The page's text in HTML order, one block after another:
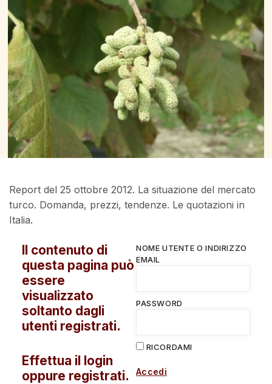
Report del 25 ottobre 2012. La situazione del mercato
turco. Domanda, prezzi, tendenze. Le quotazioni in
Italia.
Il contenuto di
questa pagina può
essere
visualizzato
soltanto dagli
utenti registrati.
Effettua il login
oppure registrati.
NOME UTENTE O INDIRIZZO
EMAIL
PASSWORD
RICORDAMI
Accedi